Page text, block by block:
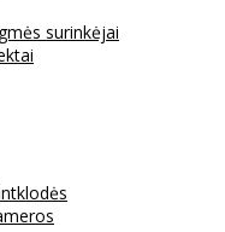
surinkėjai